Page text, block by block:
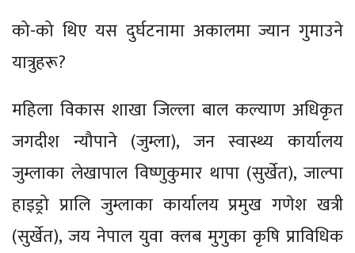
को-को थिए यस दुर्घटनामा अकालमा ज्यान गुमाउने
यात्रुहरू?
महिला विकास शाखा जिल्ला बाल कल्याण अधिकृत
जगदीश न्यौपाने (जुम्ला), जन स्वास्थ्य कार्यालय
जुम्लाका लेखापाल विष्णुकुमार थापा (सुर्खेत), जाल्पा
हाइड्रो प्रालि जुम्लाका कार्यालय प्रमुख गणेश खत्री
(सुर्खेत), जय नेपाल युवा क्लब मुगुका कृषि प्राविधिक